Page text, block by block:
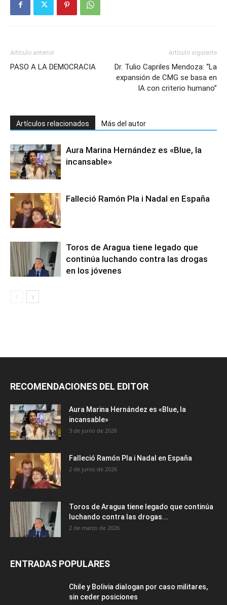
Artículo anterior
PASO A LA DEMOCRACIA
Artículo siguiente
Dr. Tulio Capriles Mendoza: “La
expansión de CMG se basa en
IA con criterio humano”
Artículos relacionados Más del autor
Aura Marina Hernández es «Blue, la
incansable»
Falleció Ramón Pla i Nadal en España
Toros de Aragua tiene legado que
continúa luchando contra las drogas
en los jóvenes
RECOMENDACIONES DEL EDITOR
Aura Marina Hernández es «Blue, la
incansable»
3 de junio de 2026
Falleció Ramón Pla i Nadal en España
2 de junio de 2026
Toros de Aragua tiene legado que continúa
luchando contra las drogas...
2 de marzo de 2026
ENTRADAS POPULARES
Chile y Bolivia dialogan por caso militares,
sin ceder posiciones